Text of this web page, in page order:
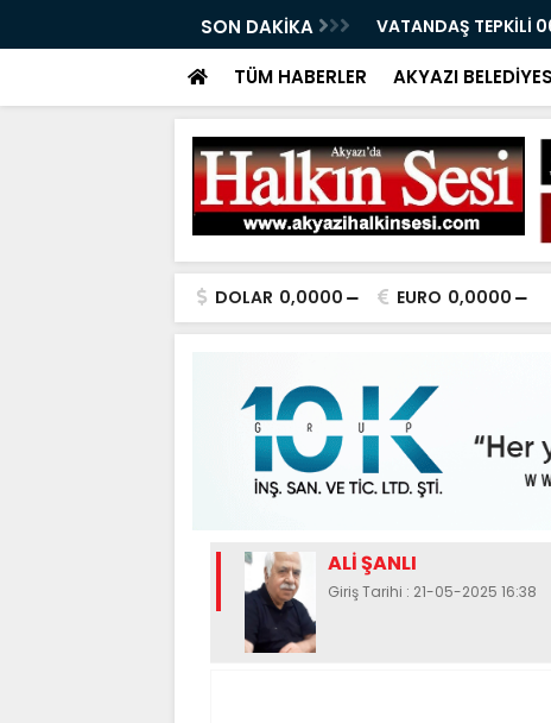
SON DAKİKA VATANDAŞ TEPKİLİ
TÜM HABERLER AKYAZI
DOLAR 0,0000 EURO 0,0000
ALİ ŞANLI
Giriş Tarihi : 21-05-2025 16:38